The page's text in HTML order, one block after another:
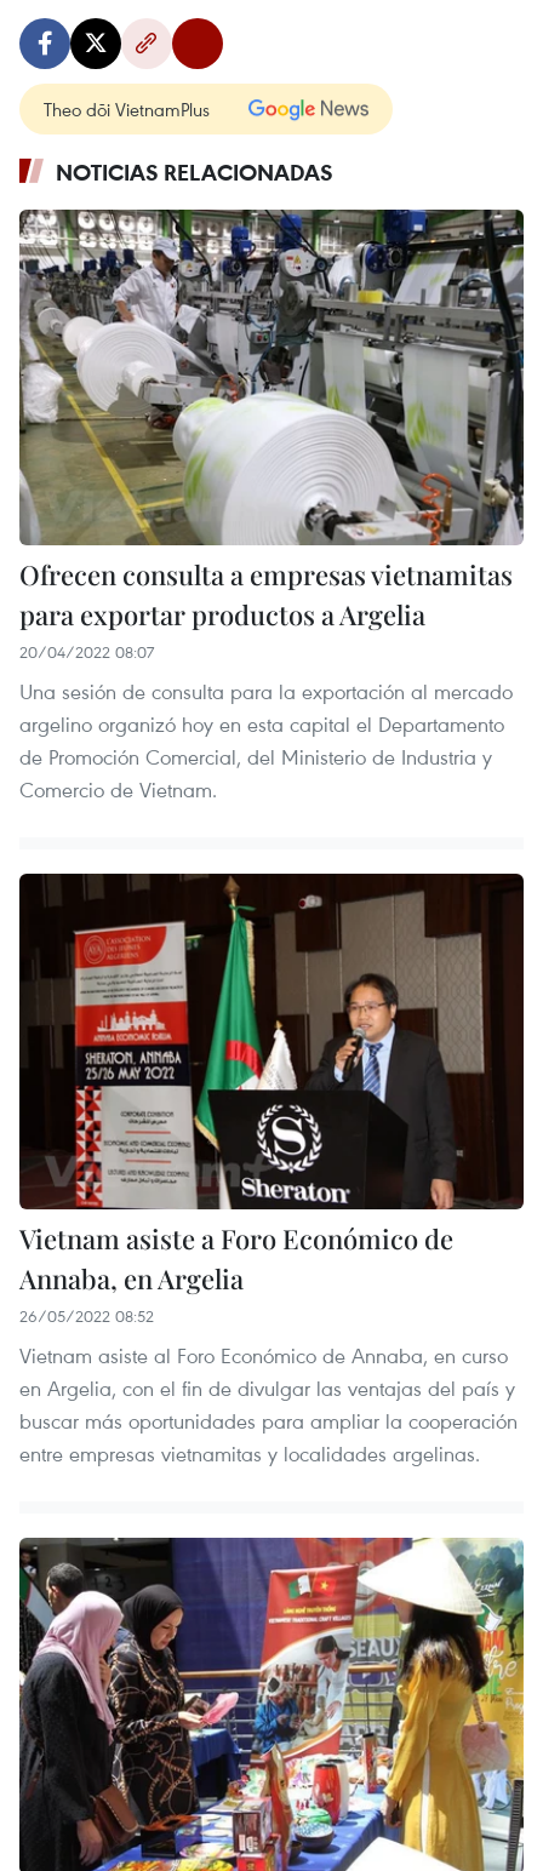
Theo dõi VietnamPlus
NOTICIAS RELACIONADAS
Ofrecen consulta a empresas vietnamitas
para exportar productos a Argelia
20/04/2022 08:07
Una sesión de consulta para la exportación al mercado
argelino organizó hoy en esta capital el Departamento
de Promoción Comercial, del Ministerio de Industria y
Comercio de Vietnam.
Vietnam asiste a Foro Económico de
Annaba, en Argelia
26/05/2022 08:52
Vietnam asiste al Foro Económico de Annaba, en curso
en Argelia, con el fin de divulgar las ventajas del país y
buscar más oportunidades para ampliar la cooperación
entre empresas vietnamitas y localidades argelinas.